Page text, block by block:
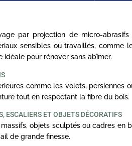
par projection de micro-abrasifs
sensibles ou travaillés, comme
idéale pour rénover sans abîmer.
comme les volets, persiennes
tout en respectant la fibre du bois.
ESCALIERS ET OBJETS DÉCORATIFS
objets sculptés ou cadres en
de grande finesse.